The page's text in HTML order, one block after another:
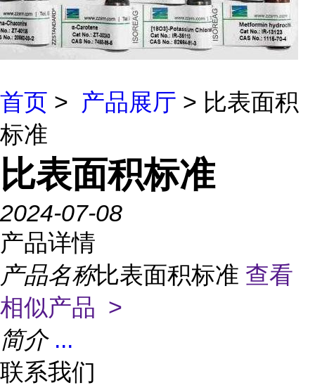
首页 > 产品展厅 > 比表面积
标准
比表面积标准
2024-07-08
产品详情
产品名称比表面积标准 查看
相似产品 >
简介 ...
联系我们